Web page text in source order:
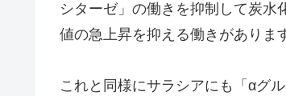
シターゼ」の働きを抑制して炭
値の急上昇を抑える働きがありま
これと同様にサラシアにも「αグ